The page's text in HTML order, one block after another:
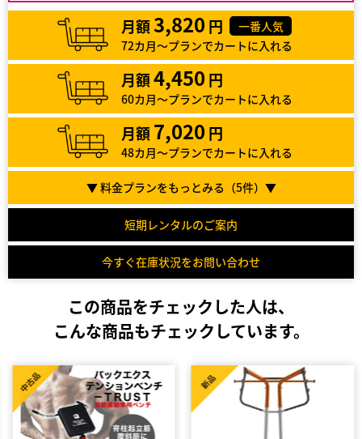
月額3,820 円
一番人気
72カ月～プランでカートに入れる
月額4,450 円
60カ月～プランでカートに入れる
月額 7,020 円
48カ月～プランでカートに入れる
▼ 料金プランをもっとみる（5件）▼
短期レンタルのご案内
今すぐ在庫状況をお問い合わせ
この商品をチェックした人は、
こんな商品もチェックしています。
中古品 新品